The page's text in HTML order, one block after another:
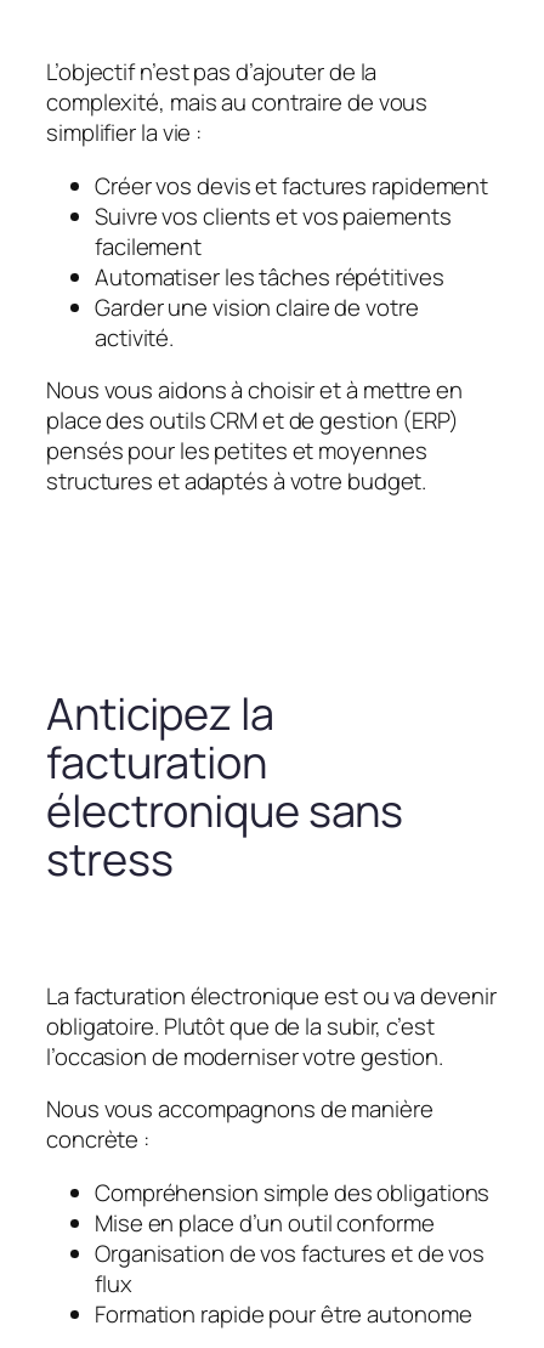
L’objectif n’est pas d’ajouter de la
complexité, mais au contraire de vous
simplifier la vie :
Créer vos devis et factures rapidement
Suivre vos clients et vos paiements
facilement
Automatiser les tâches répétitives
Garder une vision claire de votre
activité.
Nous vous aidons à choisir et à mettre en
place des outils CRM et de gestion (ERP)
pensés pour les petites et moyennes
structures et adaptés à votre budget.
Anticipez la
facturation
électronique sans
stress
La facturation électronique est ou va devenir
obligatoire. Plutôt que de la subir, c’est
l’occasion de moderniser votre gestion.
Nous vous accompagnons de manière
concrète :
Compréhension simple des obligations
Mise en place d’un outil conforme
Organisation de vos factures et de vos
flux
Formation rapide pour être autonome